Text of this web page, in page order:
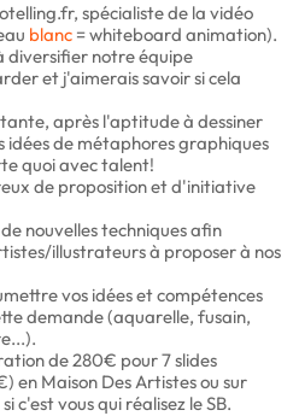
spécialiste de la vidéo
blanc = whiteboard animation).
diversifier notre équipe
et j'aimerais savoir si cela
après l'aptitude à dessiner
de métaphores graphiques
quoi avec talent!
de proposition et d'initiative
nouvelles techniques afin
illustrateurs à proposer à nos
vos idées et compétences
demande (aquarelle, fusain,
de 280€ pour 7 slides
en Maison Des Artistes ou sur
c'est vous qui réalisez le SB.